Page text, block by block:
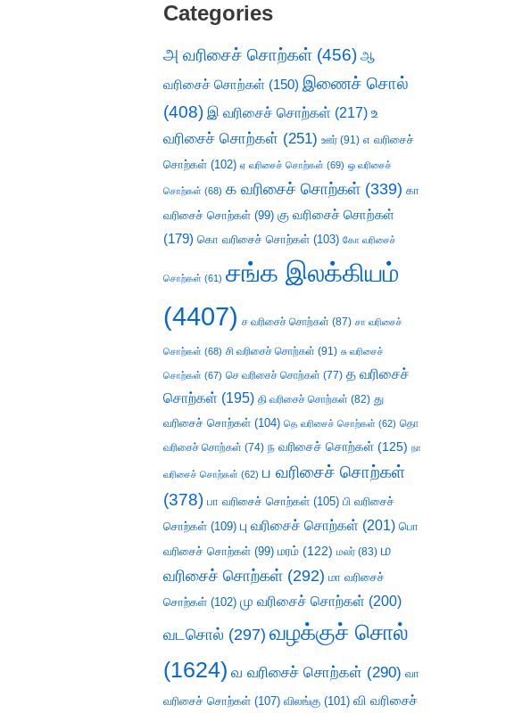
Categories
அ வரிசைச் சொற்கள் (456) ஆ
வரிசைச் சொற்கள் (150) இணைச் சொல்
(408) இ வரிசைச் சொற்கள் (217) உ
வரிசைச் சொற்கள் (251) ஊர் (91) எ வரிசைச்
சொற்கள் (102) ஏ வரிசைச் சொற்கள் (69) ஒ வரிசைச்
சொற்கள் (68) க வரிசைச் சொற்கள் (339) கா
வரிசைச் சொற்கள் (99) கு வரிசைச் சொற்கள்
(179) கொ வரிசைச் சொற்கள் (103) கோ வரிசைச்
சொற்கள் (61) சங்க இலக்கியம்
(4407) ச வரிசைச் சொற்கள் (87) சா வரிசைச்
சொற்கள் (68) சி வரிசைச் சொற்கள் (91) சு வரிசைச்
சொற்கள் (67) செ வரிசைச் சொற்கள் (77) த வரிசைச்
சொற்கள் (195) தி வரிசைச் சொற்கள் (82) து
வரிசைச் சொற்கள் (104) தெ வரிசைச் சொற்கள் (62) தொ
வரிசைச் சொற்கள் (74) ந வரிசைச் சொற்கள் (125) நா
வரிசைச் சொற்கள் (62) ப வரிசைச் சொற்கள்
(378) பா வரிசைச் சொற்கள் (105) பி வரிசைச்
சொற்கள் (109) பு வரிசைச் சொற்கள் (201) பொ
வரிசைச் சொற்கள் (99) மரம் (122) மலர் (83) ம
வரிசைச் சொற்கள் (292) மா வரிசைச்
சொற்கள் (102) மு வரிசைச் சொற்கள் (200)
வடசொல் (297) வழக்குச் சொல்
(1624) வ வரிசைச் சொற்கள் (290) வா
வரிசைச் சொற்கள் (107) விலங்கு (101) வி வரிசைச்